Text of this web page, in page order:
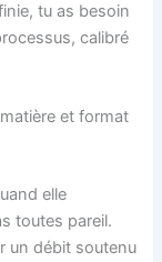
tu as besoin
calibré
et format
elle
toutes pareil.
un débit soutenu